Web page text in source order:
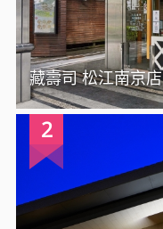
藏壽司 松江南京店
2